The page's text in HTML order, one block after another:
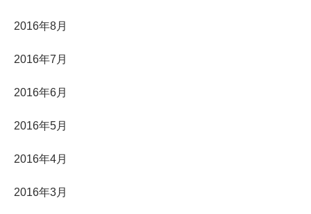
2016年8月
2016年7月
2016年6月
2016年5月
2016年4月
2016年3月